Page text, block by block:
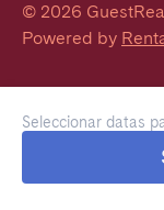
Seleccionar datas
© 2026
Powered by